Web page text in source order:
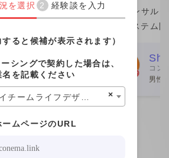
から請け負ってい
を行なっていま
の社員さん数名か
いう形で、みな
ちらの社員さんと
り、その
イナー
ITコンサル
のシステム
きました。
が一番の魅
ムエンジニ
が、この案
コン
男性
を選択 経験談を入力
ると候補が表示されます）
シングで契約した場合は、
を記載ください
×
株式会社エイチームライフデザイン
ームページのURL